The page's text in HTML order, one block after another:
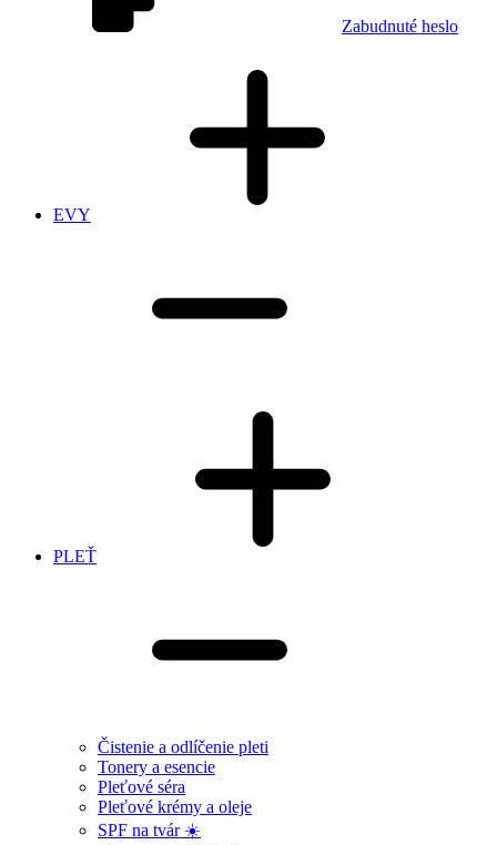
Zabudnuté heslo
EVY
PLEŤ
Čistenie a odlíčenie pleti
Tonery a esencie
Pleťové séra
Pleťové krémy a oleje
SPF na tvár ☀️